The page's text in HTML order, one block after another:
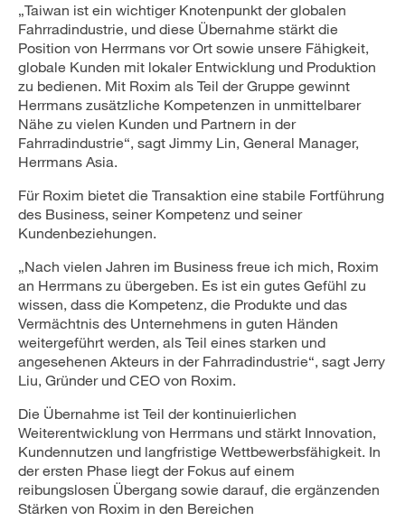
„Taiwan ist ein wichtiger Knotenpunkt der globalen
Fahrradindustrie, und diese Übernahme stärkt die
Position von Herrmans vor Ort sowie unsere Fähigkeit,
globale Kunden mit lokaler Entwicklung und Produktion
zu bedienen. Mit Roxim als Teil der Gruppe gewinnt
Herrmans zusätzliche Kompetenzen in unmittelbarer
Nähe zu vielen Kunden und Partnern in der
Fahrradindustrie“, sagt Jimmy Lin, General Manager,
Herrmans Asia.
Für Roxim bietet die Transaktion eine stabile Fortführung
des Business, seiner Kompetenz und seiner
Kundenbeziehungen.
„Nach vielen Jahren im Business freue ich mich, Roxim
an Herrmans zu übergeben. Es ist ein gutes Gefühl zu
wissen, dass die Kompetenz, die Produkte und das
Vermächtnis des Unternehmens in guten Händen
weitergeführt werden, als Teil eines starken und
angesehenen Akteurs in der Fahrradindustrie“, sagt Jerry
Liu, Gründer und CEO von Roxim.
Die Übernahme ist Teil der kontinuierlichen
Weiterentwicklung von Herrmans und stärkt Innovation,
Kundennutzen und langfristige Wettbewerbsfähigkeit. In
der ersten Phase liegt der Fokus auf einem
reibungslosen Übergang sowie darauf, die ergänzenden
Stärken von Roxim in den Bereichen